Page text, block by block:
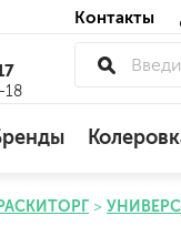
Контакты
18